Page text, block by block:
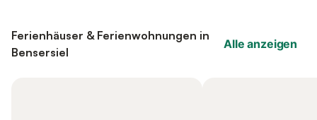
Ferienhäuser & Ferienwohnungen in
Bensersiel
Alle anzeigen